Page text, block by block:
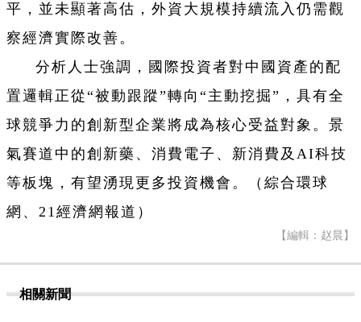
平，並未顯著高估，外資大規模持續流入仍需觀
察經濟實際改善。
分析人士強調，國際投資者對中國資產的配
置邏輯正從“被動跟蹤”轉向“主動挖掘”，具有全
球競爭力的創新型企業將成為核心受益對象。景
氣賽道中的創新藥、消費電子、新消費及AI科技
等板塊，有望湧現更多投資機會。（綜合環球
網、21經濟網報道）
【編輯：赵晨】
相關新聞